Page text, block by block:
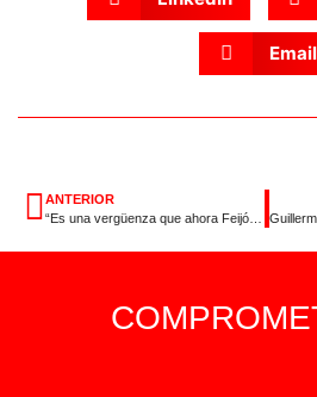
Email
ANTERIOR